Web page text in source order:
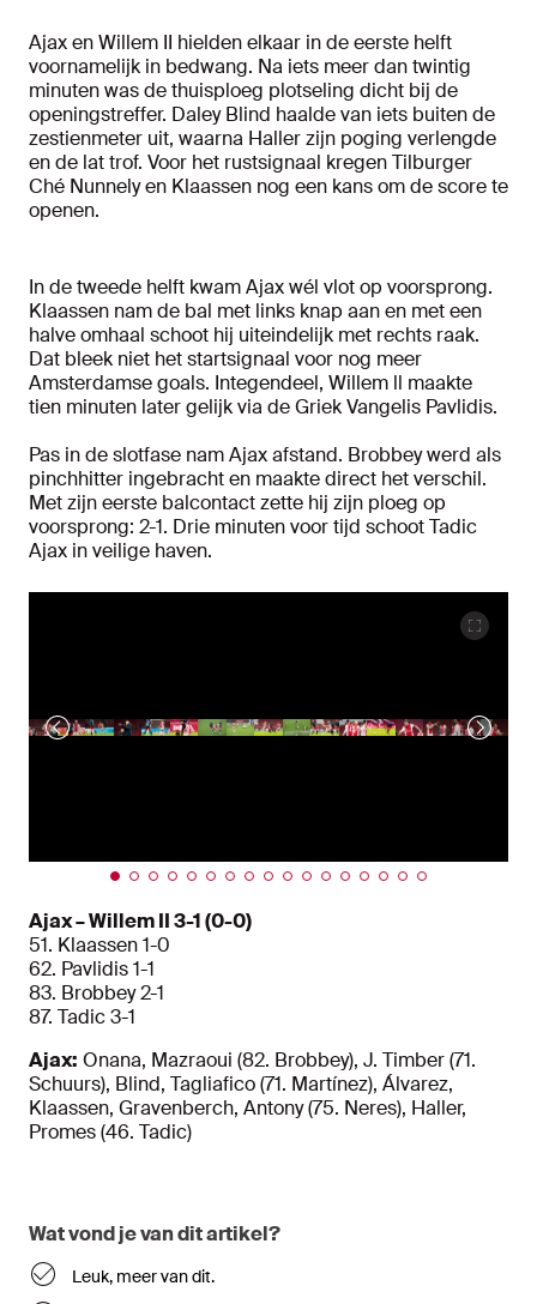
Ajax en Willem II hielden elkaar in de eerste helft
voornamelijk in bedwang. Na iets meer dan twintig
minuten was de thuisploeg plotseling dicht bij de
openingstreffer. Daley Blind haalde van iets buiten de
zestienmeter uit, waarna Haller zijn poging verlengde
en de lat trof. Voor het rustsignaal kregen Tilburger
Ché Nunnely en Klaassen nog een kans om de score te
openen.
In de tweede helft kwam Ajax wél vlot op voorsprong.
Klaassen nam de bal met links knap aan en met een
halve omhaal schoot hij uiteindelijk met rechts raak.
Dat bleek niet het startsignaal voor nog meer
Amsterdamse goals. Integendeel, Willem ll maakte
tien minuten later gelijk via de Griek Vangelis Pavlidis.
Pas in de slotfase nam Ajax afstand. Brobbey werd als
pinchhitter ingebracht en maakte direct het verschil.
Met zijn eerste balcontact zette hij zijn ploeg op
voorsprong: 2-1. Drie minuten voor tijd schoot Tadic
Ajax in veilige haven.
Ajax – Willem II 3-1 (0-0)
51. Klaassen 1-0
62. Pavlidis 1-1
83. Brobbey 2-1
87. Tadic 3-1
Ajax: Onana, Mazraoui (82. Brobbey), J. Timber (71.
Schuurs), Blind, Tagliafico (71. Martínez), Álvarez,
Klaassen, Gravenberch, Antony (75. Neres), Haller,
Promes (46. Tadic)
Wat vond je van dit artikel?
Leuk, meer van dit.